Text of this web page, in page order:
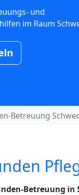
und
im Raum
Betreuung
Betreuung in